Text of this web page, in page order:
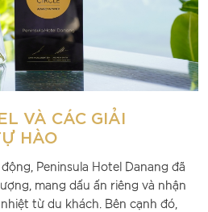
VÀ CÁC GIẢI
HÀO
Peninsula Hotel Danang đã
mang dấu ấn riêng và nhận
từ du khách. Bên cạnh đó,